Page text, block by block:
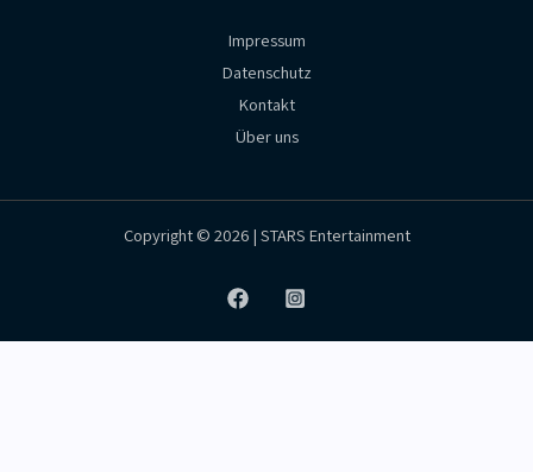
Impressum
Datenschutz
Kontakt
Über uns
Copyright © 2026 | STARS Entertainment